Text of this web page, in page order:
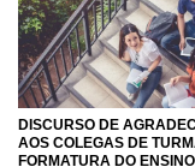
DISCURSO DE
AOS COLEGAS DE
FORMATURA DO